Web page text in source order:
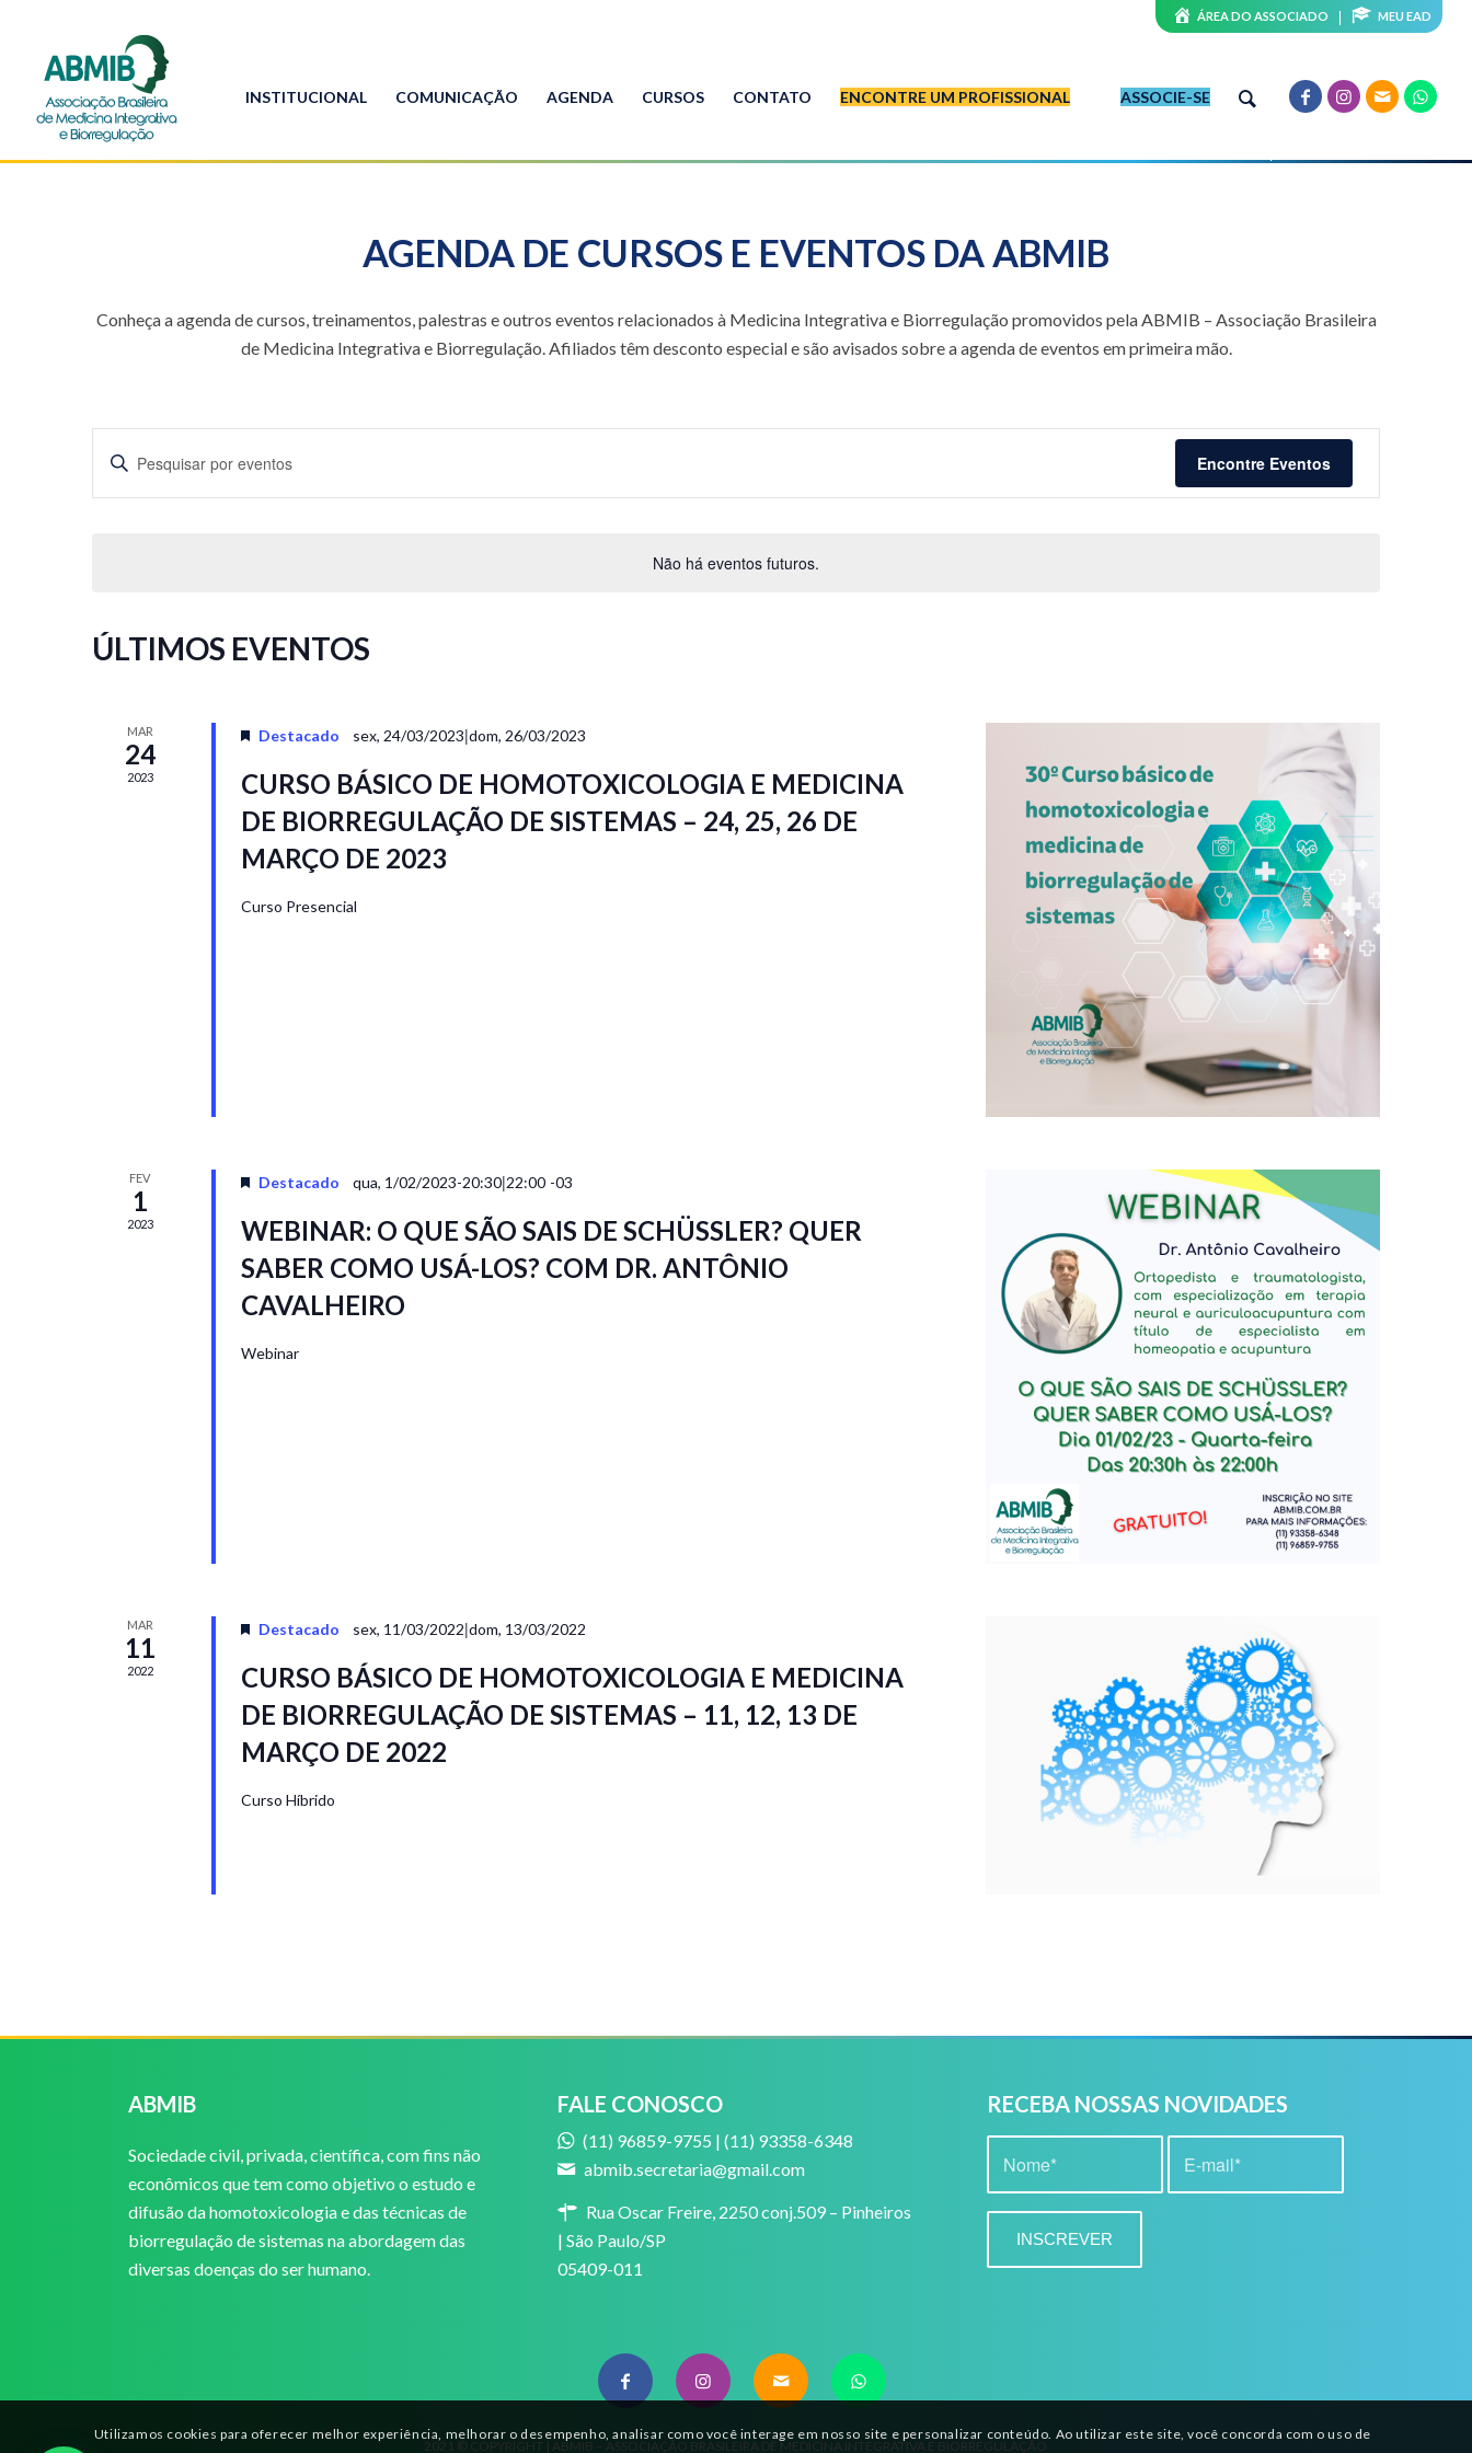
ÁREA DO ASSOCIADO MEU EAD
INSTITUCIONAL COMUNICAÇÃO AGENDA CURSOS CONTATO ENCONTRE UM PROFISSIONAL ASSOCIE-SE
AGENDA DE CURSOS E EVENTOS DA ABMIB
Conheça a agenda de cursos, treinamentos, palestras e outros eventos relacionados à Medicina Integrativa e Biorregulação promovidos pela ABMIB – Associação Brasileira
de Medicina Integrativa e Biorregulação. Afiliados têm desconto especial e são avisados sobre a agenda de eventos em primeira mão.
Não há eventos futuros.
PESQUISA
NAVEGAÇÃO
EVENTOS
Digite
palavra-
Encontre Eventos
ÚLTIMOS EVENTOS
MAR
24
2023
Destacado sex, 24/03/2023|dom, 26/03/2023
CURSO BÁSICO DE HOMOTOXICOLOGIA E MEDICINA
DE BIORREGULAÇÃO DE SISTEMAS – 24, 25, 26 DE
MARÇO DE 2023
Curso Presencial
FEV
1
2023
Destacado qua, 1/02/2023-20:30|22:00 -03
WEBINAR: O QUE SÃO SAIS DE SCHÜSSLER? QUER
SABER COMO USÁ-LOS? COM DR. ANTÔNIO
CAVALHEIRO
Webinar
MAR
11
2022
Destacado sex, 11/03/2022|dom, 13/03/2022
CURSO BÁSICO DE HOMOTOXICOLOGIA E MEDICINA
DE BIORREGULAÇÃO DE SISTEMAS – 11, 12, 13 DE
MARÇO DE 2022
Curso Híbrido
ABMIB
Sociedade civil, privada, científica, com fins não
econômicos que tem como objetivo o estudo e
difusão da homotoxicologia e das técnicas de
biorregulação de sistemas na abordagem das
diversas doenças do ser humano.
FALE CONOSCO
(11) 96859-9755 | (11) 93358-6348
abmib.secretaria@gmail.com
Rua Oscar Freire, 2250 conj.509 – Pinheiros
| São Paulo/SP
05409-011
RECEBA NOSSAS NOVIDADES
2021 © COPYRIGHT | ABMIB – ASSOCIAÇÃO BRASILEIRA DE MEDICINA INTEGRATIVA E BIORREGULAÇÃO
Utilizamos cookies para oferecer melhor experiência, melhorar o desempenho, analisar como você interage em nosso site e personalizar conteúdo. Ao utilizar este site, você concorda com o uso de